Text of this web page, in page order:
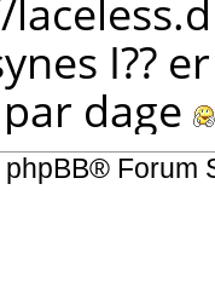
I??
dage
phpBB® Forum